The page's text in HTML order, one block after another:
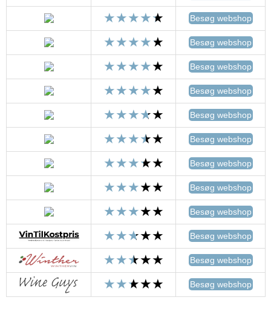
Besøg webshop
Besøg webshop
Besøg webshop
Besøg webshop
Besøg webshop
Besøg webshop
Besøg webshop
Besøg webshop
Besøg webshop
Besøg webshop
Besøg webshop
Besøg webshop